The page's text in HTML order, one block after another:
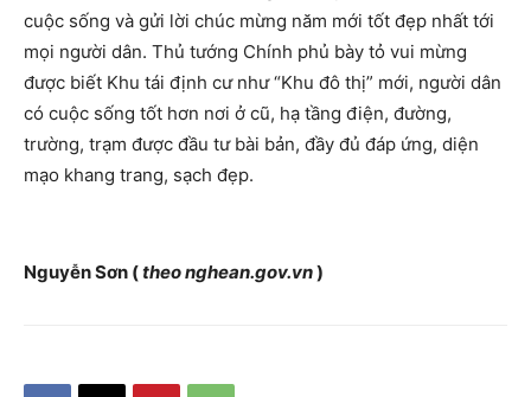
cuộc sống và gửi lời chúc mừng năm mới tốt đẹp nhất tới
mọi người dân. Thủ tướng Chính phủ bày tỏ vui mừng
được biết Khu tái định cư như “Khu đô thị” mới, người dân
có cuộc sống tốt hơn nơi ở cũ, hạ tầng điện, đường,
trường, trạm được đầu tư bài bản, đầy đủ đáp ứng, diện
mạo khang trang, sạch đẹp.
Nguyễn Sơn (theo nghean.gov.vn)